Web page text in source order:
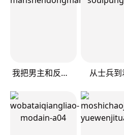
我把男主和反派都养歪了 从士兵到